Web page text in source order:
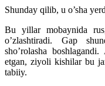
Shunday qilib, u o’sha
Bu yillar mobaynida
o’zlashtiradi. Gap
sho’rolasha
etgan, ziyoli kishilar bu
tabiiy.